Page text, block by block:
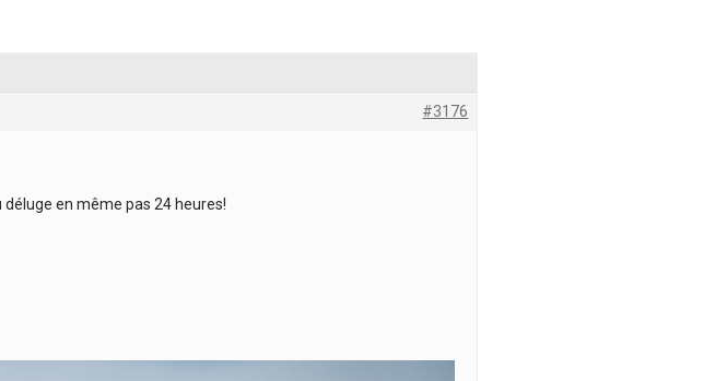
#3176
en même pas 24 heures!